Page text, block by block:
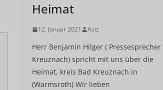
Heimat
12. Januar 2021 Aziz
Herr Benjamin Hilger ( Pressesprecher
Kreuznach) spricht mit uns über die
Heimat, kreis Bad Kreuznach in
(Warmsroth) Wir lieben